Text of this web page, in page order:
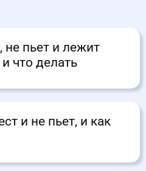
не пьет и лежит
что делать
и не пьет, и как